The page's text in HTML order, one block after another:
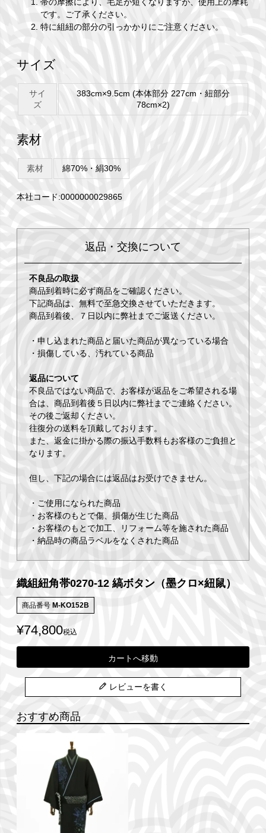
帯の摩擦により、毛足が短くなりますが、使用上の摩耗
です。ご了承ください。
特に組紐の部分の引っかかりにご注意ください。
サイズ
サイ
ズ
383cm×9.5cm (本体部分 227cm・紐部分
78cm×2)
素材
素材 綿70%・絹30%
本社コード:0000000029865
返品・交換について
不良品の取扱
商品到着時に必ず商品をご確認ください。
下記商品は、無料で至急交換させていただきます。
商品到着後、７日以内に弊社までご返送ください。
・申し込まれた商品と届いた商品が異なっている場合
・損傷している、汚れている商品
返品について
不良品ではない商品で、お客様が返品をご希望される場
合は、商品到着後５日以内に弊社までご連絡ください。
その後ご返却ください。
往復分の送料を頂戴しております。
また、返金に掛かる際の振込手数料もお客様のご負担と
なります。
但し、下記の場合には返品はお受けできません。
・ご使用になられた商品
・お客様のもとで傷、損傷が生じた商品
・お客様のもとで加工、リフォーム等を施された商品
・納品時の商品ラベルをなくされた商品
織組紐角帯0270-12 縞ボタン（墨クロ×紐鼠）
商品番号 M-KO152B
¥74,800税込
カートへ移動
レビューを書く
おすすめ商品